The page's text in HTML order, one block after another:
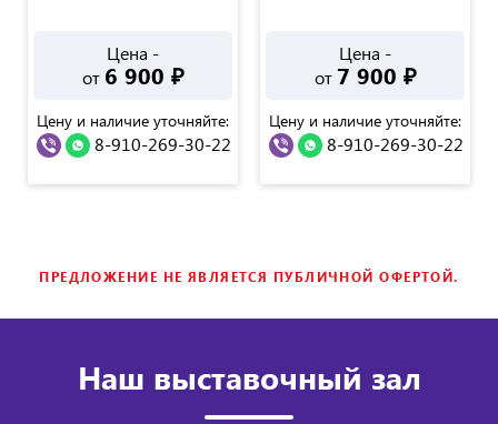
Цена -
от 6 900 ₽
Цену и наличие уточняйте:
8-910-269-30-22
Цена -
от 7 900 ₽
Цену и наличие уточняйте:
8-910-269-30-22
ПРЕДЛОЖЕНИЕ НЕ ЯВЛЯЕТСЯ ПУБЛИЧНОЙ ОФЕРТОЙ.
Наш выставочный зал